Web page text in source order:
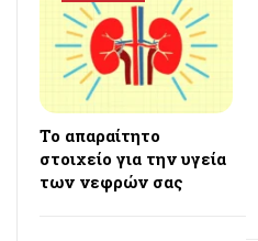
Το απαραίτητο
στοιχείο για την υγεία
των νεφρών σας